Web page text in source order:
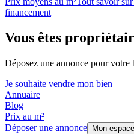
financement
Vous êtes
Déposez une annonce pour votre
Je souhaite vendre mon bien
Annuaire
Blog
Prix au m²
Déposer une annonce
Mon espace